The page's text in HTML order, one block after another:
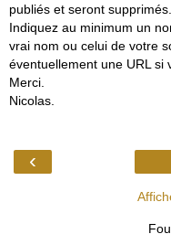
publiés et seront supprimés.
Indiquez au minimum un
vrai nom ou celui de votre
éventuellement une URL si
Merci.
Nicolas.
‹